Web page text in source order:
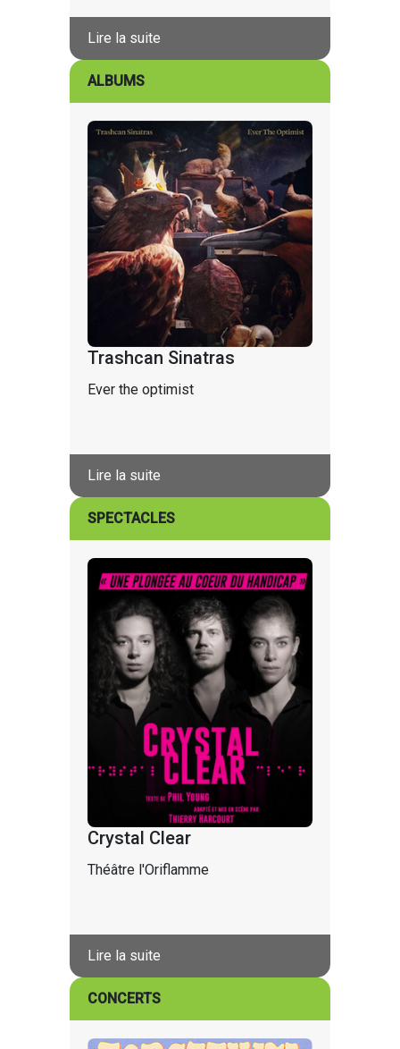
Lire la suite
ALBUMS
Trashcan Sinatras
Ever the optimist
Lire la suite
SPECTACLES
Crystal Clear
Théâtre l'Oriflamme
Lire la suite
CONCERTS